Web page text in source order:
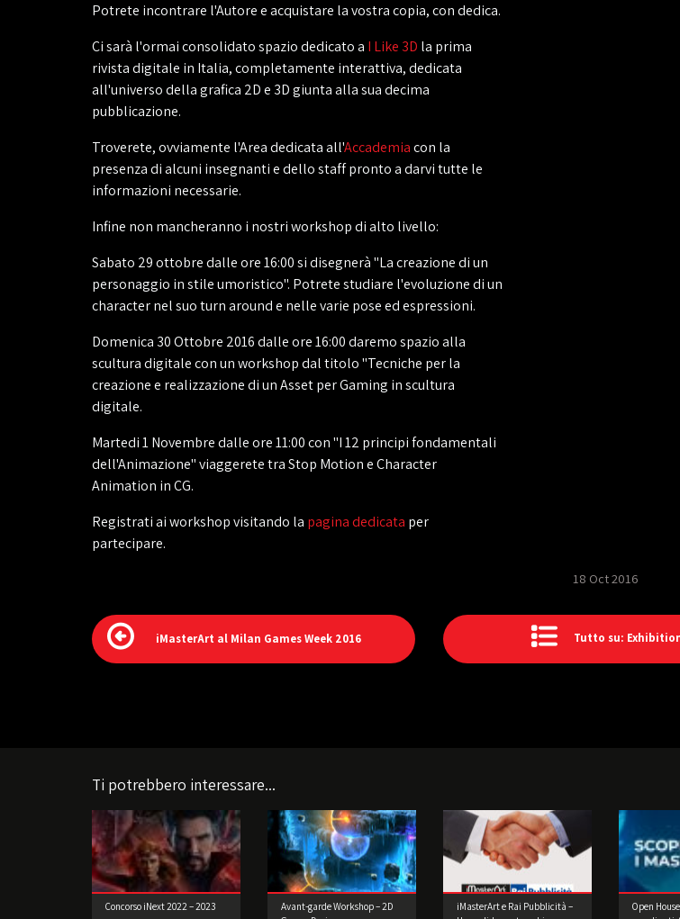
Potrete incontrare l'Autore e acquistare la vostra copia, con dedica.
Ci sarà l'ormai consolidato spazio dedicato a I Like 3D la prima
rivista digitale in Italia, completamente interattiva, dedicata
all'universo della grafica 2D e 3D giunta alla sua decima
pubblicazione.
Troverete, ovviamente l'Area dedicata all'Accademiacon la
presenza di alcuni insegnanti e dello staff pronto a darvi tutte le
informazioni necessarie.
Infine non mancheranno i nostri workshop di alto livello:
Sabato 29 ottobre dalle ore 16:00 si disegnerà "La creazione di un
personaggio in stile umoristico". Potrete studiare l'evoluzione di un
character nel suo turn around e nelle varie pose ed espressioni.
Domenica 30 Ottobre 2016 dalle ore 16:00 daremo spazio alla
scultura digitale con un workshop dal titolo "Tecniche per la
creazione e realizzazione di un Asset per Gaming in scultura
digitale.
Martedi 1 Novembre dalle ore 11:00 con "I 12 principi fondamentali
dell'Animazione" viaggerete tra Stop Motion e Character
Animation in CG.
Registrati ai workshop visitando la pagina dedicata per
partecipare.
18 Oct 2016
iMasterArt al Milan Games Week 2016 Tutto su:
Ti potrebbero interessare...
Concorso iNext 2022 – 2023
Avant-garde Workshop – 2D
iMasterArt e Rai Pubblicità –
Open